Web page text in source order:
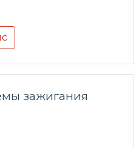
зажигания